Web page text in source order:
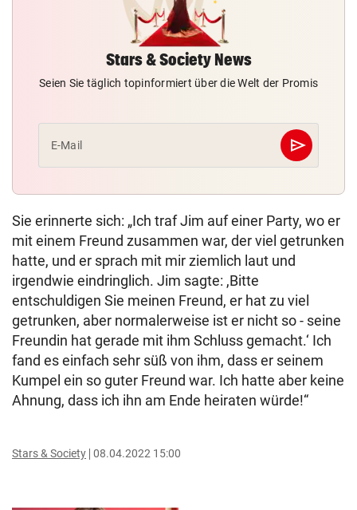
Stars & Society News
Seien Sie täglich topinformiert über die Welt der Promis
E-Mail send
Abschicken
Sie erinnerte sich: „Ich traf Jim auf einer Party, wo er
mit einem Freund zusammen war, der viel getrunken
hatte, und er sprach mit mir ziemlich laut und
irgendwie eindringlich. Jim sagte: ,Bitte
entschuldigen Sie meinen Freund, er hat zu viel
getrunken, aber normalerweise ist er nicht so - seine
Freundin hat gerade mit ihm Schluss gemacht.‘ Ich
fand es einfach sehr süß von ihm, dass er seinem
Kumpel ein so guter Freund war. Ich hatte aber keine
Ahnung, dass ich ihn am Ende heiraten würde!“
Stars & Society 08.04.2022 15:00